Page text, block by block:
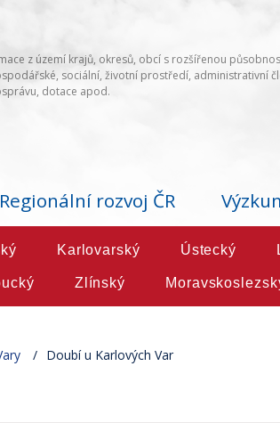
z území krajů, okresů, obcí s rozšířenou
sociální, životní prostředí, administrativní
dotace apod.
Regionální rozvoj ČR
Karlovarský Ústecký
Zlínský
Doubí u Karlových Var